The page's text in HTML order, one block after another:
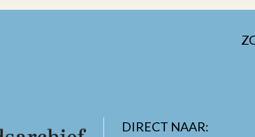
DIRECT NAAR: